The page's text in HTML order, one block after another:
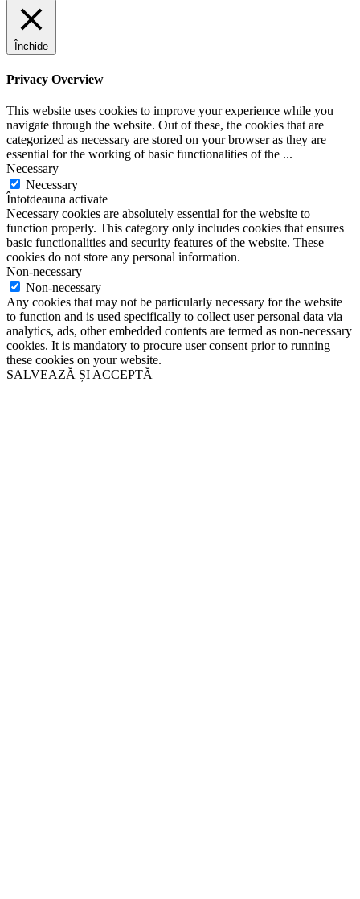
Închide
Privacy Overview
This website uses cookies to improve your experience while you
navigate through the website. Out of these, the cookies that are
categorized as necessary are stored on your browser as they are
essential for the working of basic functionalities of the ...
Necessary
Necessary
Întotdeauna activate
Necessary cookies are absolutely essential for the website to
function properly. This category only includes cookies that ensures
basic functionalities and security features of the website. These
cookies do not store any personal information.
Non-necessary
Non-necessary
Any cookies that may not be particularly necessary for the website
to function and is used specifically to collect user personal data via
analytics, ads, other embedded contents are termed as non-necessary
cookies. It is mandatory to procure user consent prior to running
these cookies on your website.
SALVEAZĂ ȘI ACCEPTĂ